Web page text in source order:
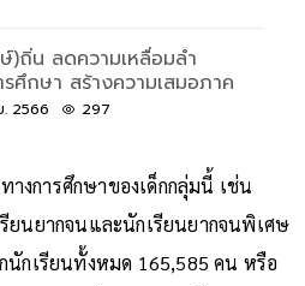
)ถิ่น ลดความเหลื่อมล้ำ
ศึกษา สร้างความเสมอภาค
. 2566 297
งการศึกษาของเด็กกลุ่มนี้ เช่น
ยนยากจนและนักเรียนยากจนพิเศษ
นักเรียนทั้งหมด 165,585 คน หรือ